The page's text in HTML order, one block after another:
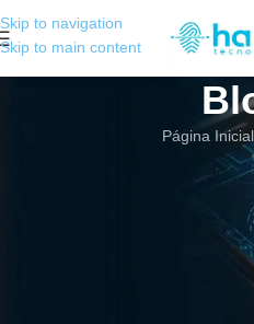
Skip to navigation
Skip to main content
Página Inicial
Impressões
segundo fator
Henrique Sérgio Gutierrez da